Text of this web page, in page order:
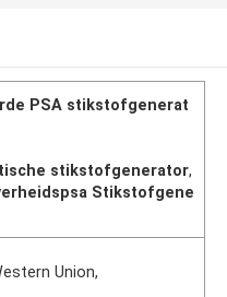
PSA stikstofgenerat
stikstofgenerator,
Stikstofgene
Union,